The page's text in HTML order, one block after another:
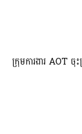
ក្រុមការងារ AOT